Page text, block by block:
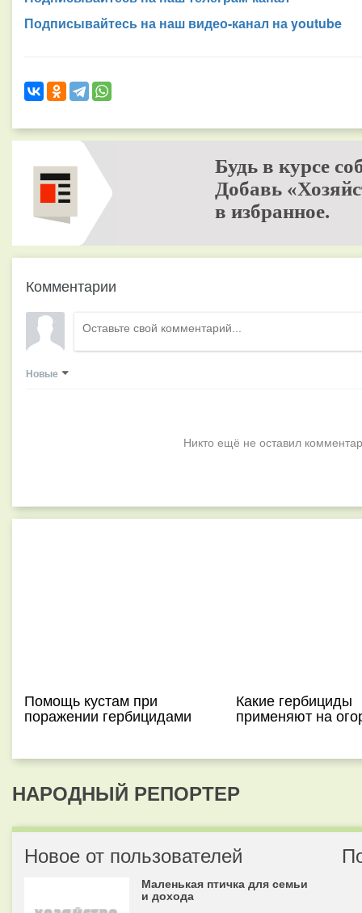
Подписывайтесь на наш видео-канал на youtube
Будь в курсе
Добавь
в избранное.
Комментарии
Новые
Никто ещё не оставил
Помощь кустам при
поражении гербицидами
Какие гербициды
применяют на
НАРОДНЫЙ РЕПОРТЕР
Новое от пользователей
Маленькая птичка для семьи
и дохода